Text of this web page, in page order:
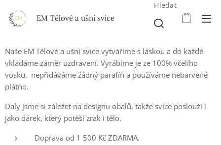
EM Tělové a ušní svíce
Hledat
Naše EM Tělové a ušní svíce vytváříme s láskou a do každé
vkládáme záměr uzdravení. Vyrábíme je ze 100% včelího
vosku, nepřidáváme žádný parafín a používáme nebarvené
plátno.
Daly jsme si záležet na designu obalů, takže svíce poslouží i
jako dárek, který potěší zrak i tělo.
Doprava od 1 500 Kč ZDARMA.